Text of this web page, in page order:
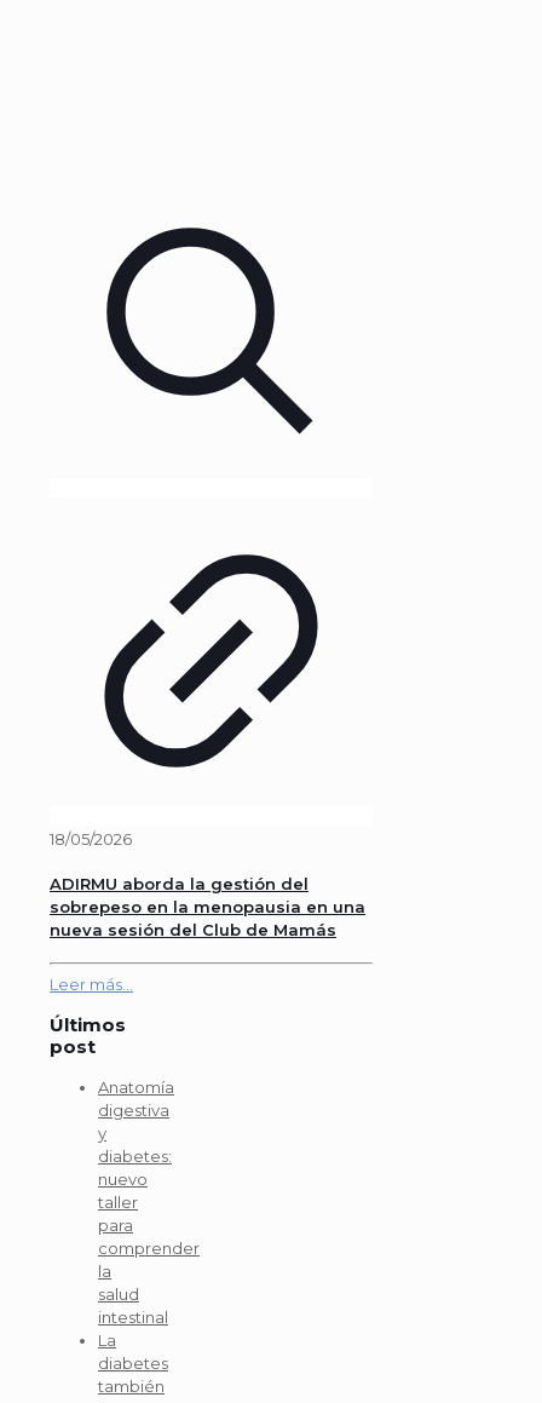
18/05/2026
ADIRMU aborda la gestión del
sobrepeso en la menopausia en una
nueva sesión del Club de Mamás
Leer más...
Últimos
post
Anatomía
digestiva
y
diabetes:
nuevo
taller
para
comprender
la
salud
intestinal
La
diabetes
también